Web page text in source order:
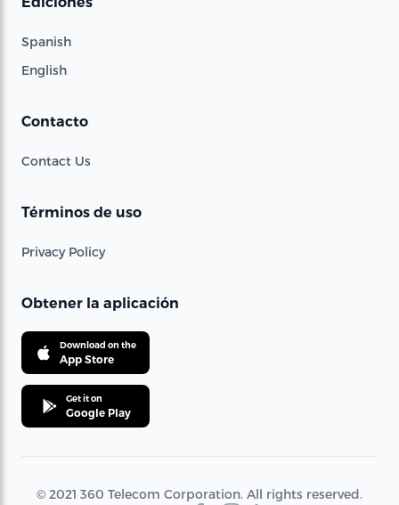
Spanish
English
Contacto
Contact Us
Términos de uso
Privacy Policy
Obtener la aplicación
Download on the
App Store
Get it on
Google Play
© 2021 360 Telecom Corporation. All rights reserved.